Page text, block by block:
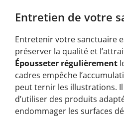
Entretien de votre
Entretenir votre sanctuaire
préserver la qualité et
Épousseter régulièrement
cadres empêche
peut ternir les illustrations.
d’utiliser des produits
endommager les surfaces